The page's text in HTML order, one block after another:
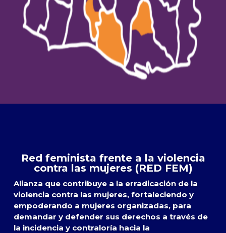
Red feminista frente a la violencia
contra las mujeres (RED FEM)
Alianza que contribuye a la erradicación de la
violencia contra las mujeres, fortaleciendo y
empoderando a mujeres organizadas, para
demandar y defender sus derechos a través de
la incidencia y contraloría hacia la